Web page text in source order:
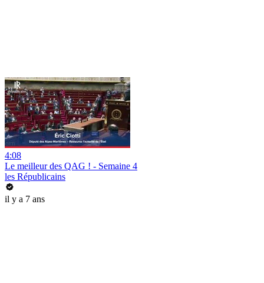
4:08
Le meilleur des QAG ! - Semaine 4
les Républicains
il y a 7 ans